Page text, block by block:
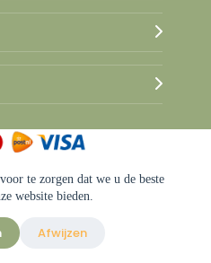
te zorgen dat we u de beste
website bieden.
Afwijzen
het Us
disclaimer